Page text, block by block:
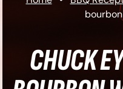
CHUCK